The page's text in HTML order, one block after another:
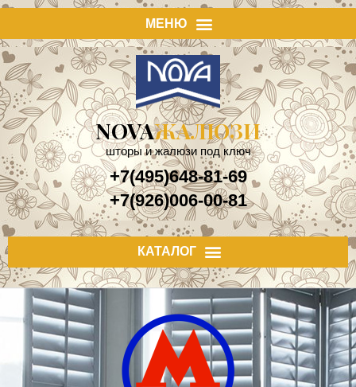
NOVAЖАЛЮЗИ
шторы и жалюзи под ключ
+7(495)648-81-69
+7(926)006-00-81